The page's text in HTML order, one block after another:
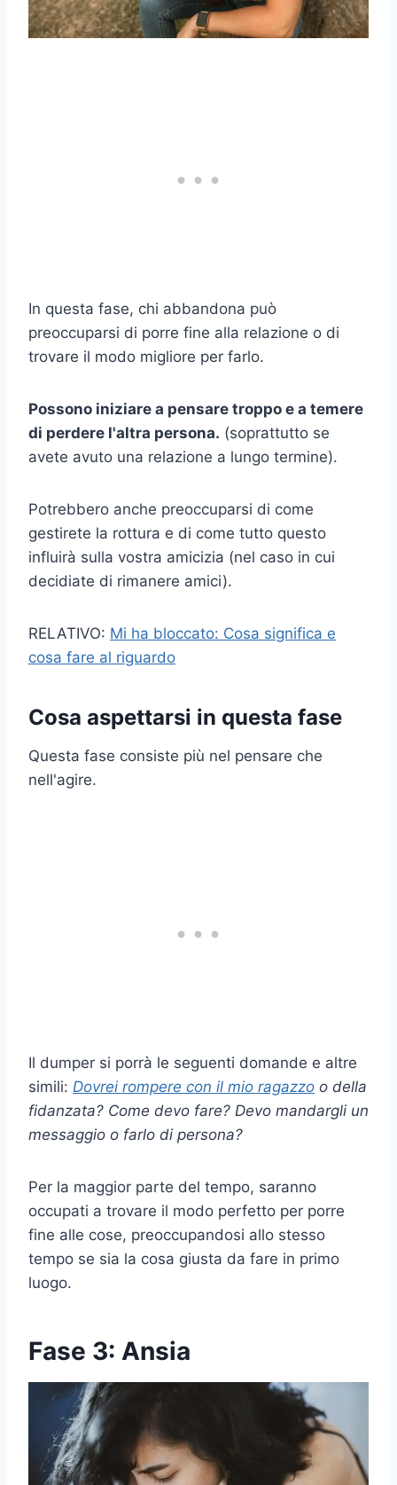
In questa fase, chi abbandona può
preoccuparsi di porre fine alla relazione o di
trovare il modo migliore per farlo.
Possono iniziare a pensare troppo e a temere
di perdere l'altra persona. (soprattutto se
avete avuto una relazione a lungo termine).
Potrebbero anche preoccuparsi di come
gestirete la rottura e di come tutto questo
influirà sulla vostra amicizia (nel caso in cui
decidiate di rimanere amici).
RELATIVO: Mi ha bloccato: Cosa significa e
cosa fare al riguardo
Cosa aspettarsi in questa fase
Questa fase consiste più nel pensare che
nell'agire.
Il dumper si porrà le seguenti domande e altre
simili: Dovrei rompere con il mio ragazzo o della
fidanzata? Come devo fare? Devo mandargli un
messaggio o farlo di persona?
Per la maggior parte del tempo, saranno
occupati a trovare il modo perfetto per porre
fine alle cose, preoccupandosi allo stesso
tempo se sia la cosa giusta da fare in primo
luogo.
Fase 3: Ansia